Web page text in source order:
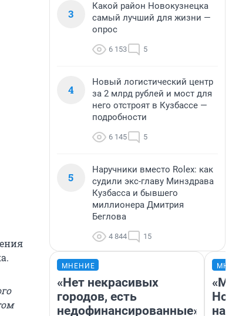
3
Какой район Новокузнецка
самый лучший для жизни —
опрос
6 153 5
4
Новый логистический центр
за 2 млрд рублей и мост для
него отстроят в Кузбассе —
подробности
6 145 5
5
Наручники вместо Rolex: как
судили экс-главу Минздрава
Кузбасса и бывшего
миллионера Дмитрия
Беглова
4 844 15
МНЕНИЕ
«Нет некрасивых
городов, есть
недофинансированные».
«Мы